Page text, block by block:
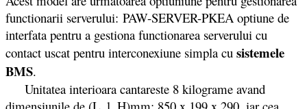
functionarii serverului: PAW-SERVER-PKEA optiune de
interfata pentru a gestiona functionarea serverului cu
contact uscat pentru interconexiune simpla cu sistemele
BMS.
Unitatea interioara cantareste 8 kilograme avand